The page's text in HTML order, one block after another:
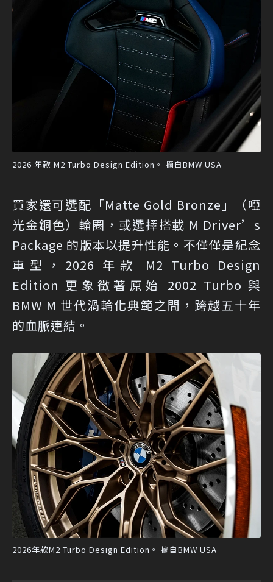
2026 年款 M2 Turbo Design Edition。 摘自BMW USA
買家還可選配「Matte Gold Bronze」（啞
光金銅色）輪圈，或選擇搭載 M Driver’s
Package 的版本以提升性能。不僅僅是紀念
車型，2026 年款 M2 Turbo Design
Edition 更象徵著原始 2002 Turbo 與
BMW M 世代渦輪化典範之間，跨越五十年
的血脈連結。
2026年款M2 Turbo Design Edition。 摘自BMW USA